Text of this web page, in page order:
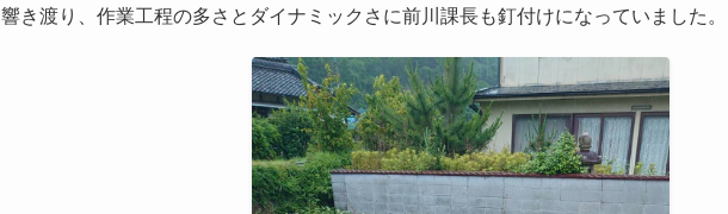
響き渡り、作業工程の多さとダイナミックさに前川課長も釘付けになっていました。